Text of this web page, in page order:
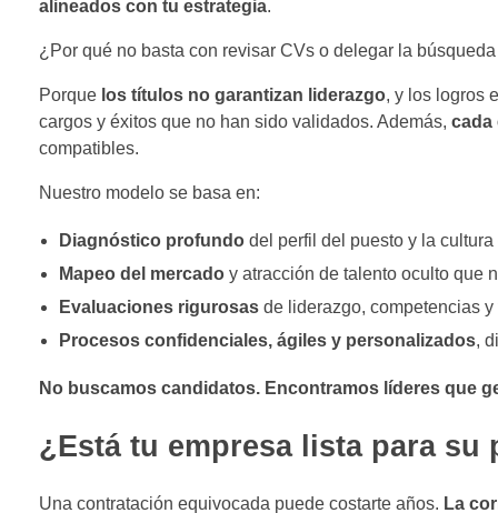
alineados con tu estrategia.
¿Por qué no basta con revisar CVs o delegar la
Porque los títulos no garantizan liderazgo, y los logros
cargos y éxitos que no han sido validados. Además, cada
compatibles.
Nuestro modelo se basa en:
Diagnóstico profundodel perfil del puesto y la cultura
Mapeo del mercadoy atracción de talento oculto que
Evaluaciones rigurosasde liderazgo, competencias y
Procesos confidenciales, ágiles y personalizados,
No buscamos candidatos. Encontramos líderes que
¿Está tu empresa lista para
Una contratación equivocada puede costarte años. La